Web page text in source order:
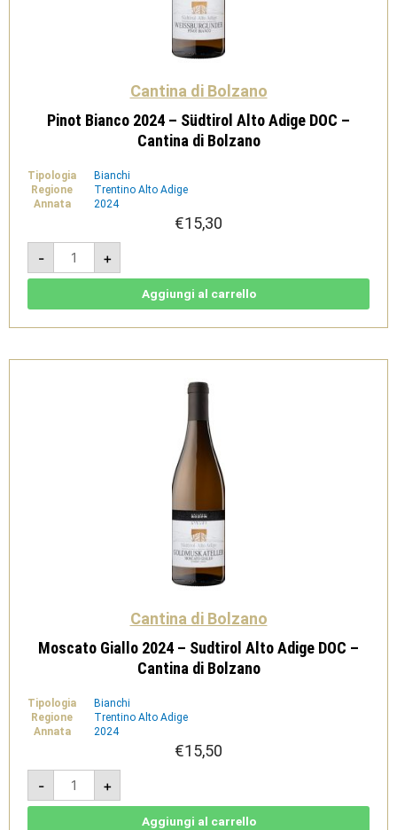
Cantina di Bolzano
Pinot Bianco 2024 – Südtirol Alto Adige DOC –
Cantina di Bolzano
Tipologia
Bianchi
Regione
Trentino Alto Adige
Annata
2024
€15,30
-
Pinot
Bianco
2024
-
DOC
di
+
Aggiungi al carrello
Cantina di Bolzano
Moscato Giallo 2024 – Sudtirol Alto Adige DOC –
Cantina di Bolzano
Tipologia
Bianchi
Regione
Trentino Alto Adige
Annata
2024
€15,50
-
Moscato
Giallo
2024
-
+
Aggiungi al carrello